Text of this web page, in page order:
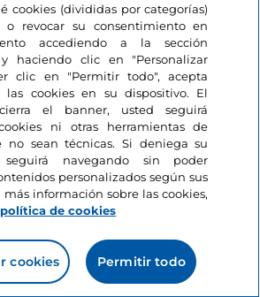
cookies (divididas por categorías)
o revocar su consentimiento en
accediendo a la sección
y haciendo clic en "Personalizar
clic en "Permitir todo", acepta
las cookies en su dispositivo. El
el banner, usted seguirá
ni otras herramientas de
no sean técnicas. Si deniega su
seguirá navegando sin poder
personalizados según sus
más información sobre las cookies,
política de cookies
cookies Permitir todo